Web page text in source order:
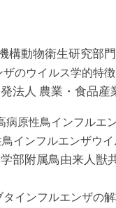
構動物衛生研究部門
のウイルス学的特
法人 農業・食品
病原性鳥インフルエ
インフルエンザウ
部附属鳥由来人獣
インフルエンザの